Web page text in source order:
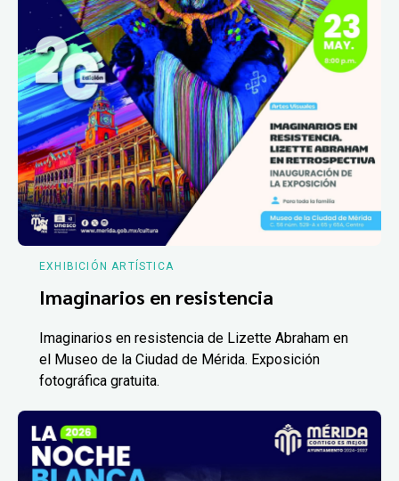
EXHIBICIÓN ARTÍSTICA
Imaginarios en resistencia
Imaginarios en resistencia de Lizette Abraham en
el Museo de la Ciudad de Mérida. Exposición
fotográfica gratuita.